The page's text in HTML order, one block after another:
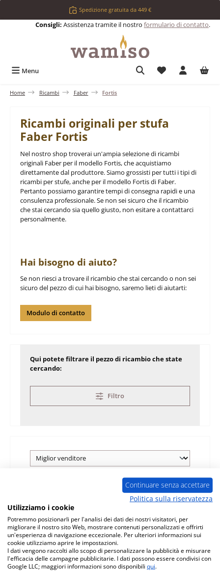
Passa al contenuto principaleSpedizione gratuita da 449 €
Consigli: Assistenza tramite il nostro formulario di contatto.
Menu Hai 0 articoli
Home Ricambi Faber Fortis
Ricambi originali per stufa
Faber Fortis
Nel nostro shop troverai un'ampia selezione di ricambi
originali Faber per il modello Fortis, che acquistiamo
direttamente dal produttore. Siamo grossisti per tutti i tipi di
ricambi per stufe, anche per il modello Fortis di Faber.
Pertanto possiamo garantire tempi di consegna rapidi e una
consulenza professionale. Se non sei sicuro che il ricambio
che stai cercando sia quello giusto, non esitare a contattarci
personalmente.
Hai bisogno di aiuto?
Se non riesci a trovare il ricambio che stai cercando o non sei
sicuro del pezzo di cui hai bisogno, saremo lieti di aiutarti:
Modulo di contatto
Qui potete filtrare il pezzo di ricambio che state
cercando:
Filtro
Continuare senza accettare
Politica sulla riservatezza
Utilizziamo i cookie
Potremmo posizionarli per l'analisi dei dati dei nostri visitatori, per
migliorare il nostro sito Web, mostrare contenuti personalizzati e offrirti
un'esperienza di navigazione eccezionale. Per ulteriori informazioni sui
cookie utilizziamo aprire le impostazioni.
I dati vengono raccolti allo scopo di personalizzare la pubblicità e misurare
l'efficacia delle campagne pubblicitarie. I dati possono essere condivisi con
Google LLC; maggiori informazioni sono disponibili qui.